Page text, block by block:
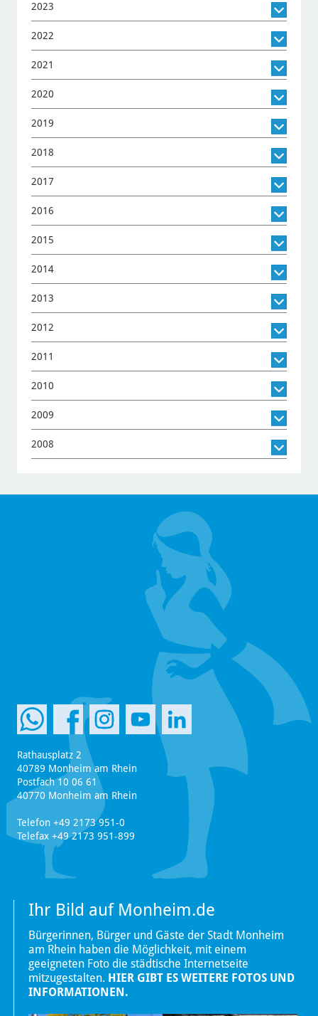
2023
2022
2021
2020
2019
2018
2017
2016
2015
2014
2013
2012
2011
2010
2009
2008
Rathausplatz 2
40789 Monheim am Rhein
Postfach 10 06 61
40770 Monheim am Rhein
Telefon +49 2173 951-0
Telefax +49 2173 951-899
Ihr Bild auf Monheim.de
Bürgerinnen, Bürger und Gäste der Stadt Monheim
am Rhein haben die Möglichkeit, mit einem
geeigneten Foto die städtische Internetseite
mitzugestalten. HIER GIBT ES WEITERE FOTOS UND
INFORMATIONEN.